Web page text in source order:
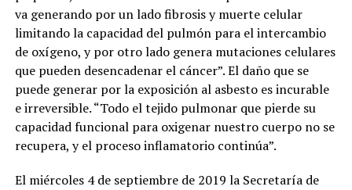
va generando por un lado fibrosis y muerte celular
limitando la capacidad del pulmón para el intercambio
de oxígeno, y por otro lado genera mutaciones celulares
que pueden desencadenar el cáncer”. El daño que se
puede generar por la exposición al asbesto es incurable
e irreversible. “Todo el tejido pulmonar que pierde su
capacidad funcional para oxigenar nuestro cuerpo no se
recupera, y el proceso inflamatorio continúa”.
El miércoles 4 de septiembre de 2019 la Secretaría de